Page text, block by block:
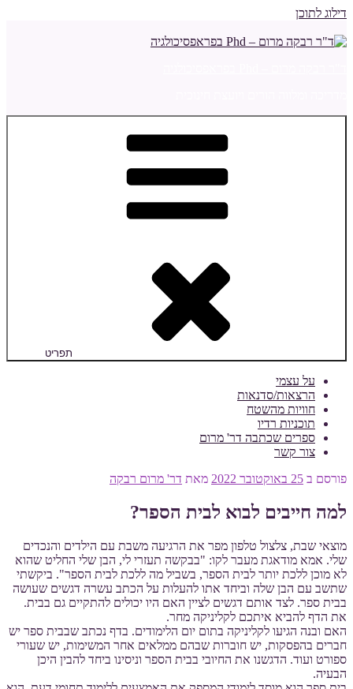
דילוג לתוכן
תפריט
על עצמי
הרצאות/סדנאות
חוויות מהשטח
תוכניות רדיו
ספרים שכתבה דר' מרום
צור קשר
פורסם ב 25 באוקטובר 2022 מאת דר' מרום רבקה
למה חייבים לבוא לבית הספר?
מוצאי שבת, צלצול טלפון מפר את הרגיעה משבת עם הילדים והנכדים
שלי. אמא מודאגת מעבר לקו: "בבקשה תעזרי לי, הבן שלי החליט שהוא
לא מוכן ללכת יותר לבית הספר, בשביל מה ללכת לבית הספר". ביקשתי
שתשב עם הבן שלה וביחד אתו להעלות על הכתב עשרה דגשים שעושה
בבית ספר. לצד אותם דגשים לציין האם היו יכולים להתקיים גם בבית.
את הדף להביא איתכם לקליניקה מחר.
האם ובנה הגיעו לקליניקה בתום יום הלימודים. בדף נכתב שבבית ספר יש
חברים בהפסקות, יש חוברות שבהם ממלאים אחר המשימות, יש שעורי
ספורט ועוד. הדגשנו את החיובי בבית הספר וניסינו ביחד להבין היכן
הבעיה.